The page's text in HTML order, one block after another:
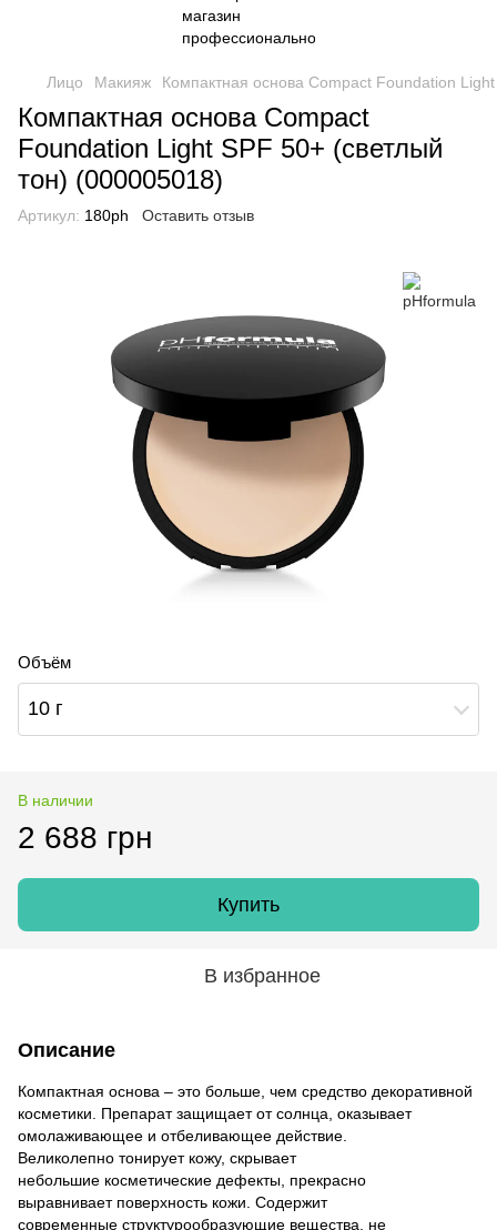
Лицо Макияж Компактная основа Compact Foundation
Компактная основа Compact
Foundation Light SPF 50+ (светлый
тон) (000005018)
Артикул: 180ph Оставить отзыв
Объём
10 г
В наличии
2 688 грн
Купить
В избранное
Описание
Компактная основа – это больше, чем средство декоративной
косметики. Препарат защищает от солнца, оказывает
омолаживающее и отбеливающее действие.
Великолепно тонирует кожу, скрывает
небольшие косметические дефекты, прекрасно
выравнивает поверхность кожи. Содержит
современные структурообразующие вещества, не